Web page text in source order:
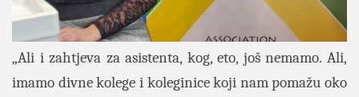
„Ali i zahtjeva za asistenta, kog, eto, još nemamo. Ali,
imamo divne kolege i koleginice koji nam pomažu oko